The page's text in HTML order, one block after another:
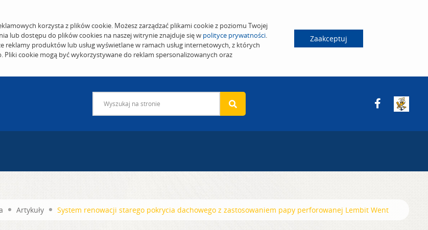
korzysta z plików cookie. Możesz zarządzać plikami cookie z poziomu Twojej
lub dostępu do plików cookies na naszej witrynie znajduje się w polityce prywatności.
produktów lub usług wyświetlane w ramach usług internetowych, z których
cookie mogą być wykorzystywane do reklam spersonalizowanych oraz
Zaakceptuj
Artykuły System renowacji starego pokrycia dachowego z zastosowaniem papy perforowanej Lembit Went